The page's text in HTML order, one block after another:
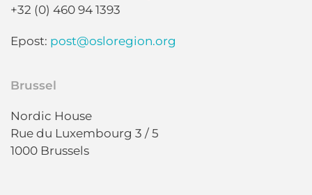
+32 (0) 460 94 1393
Epost: post@osloregion.org
Brussel
Nordic House
Rue du Luxembourg 3 / 5
1000 Brussels